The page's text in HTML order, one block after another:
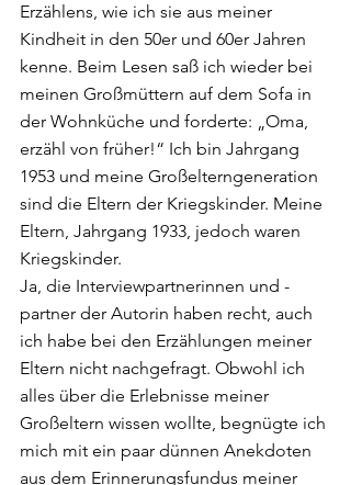
Erzählens, wie ich sie aus meiner
Kindheit in den 50er und 60er Jahren
kenne. Beim Lesen saß ich wieder bei
meinen Großmüttern auf dem Sofa in
der Wohnküche und forderte: „Oma,
erzähl von früher!“ Ich bin Jahrgang
1953 und meine Großelterngeneration
sind die Eltern der Kriegskinder. Meine
Eltern, Jahrgang 1933, jedoch waren
Kriegskinder.
Ja, die Interviewpartnerinnen und -
partner der Autorin haben recht, auch
ich habe bei den Erzählungen meiner
Eltern nicht nachgefragt. Obwohl ich
alles über die Erlebnisse meiner
Großeltern wissen wollte, begnügte ich
mich mit ein paar dünnen Anekdoten
aus dem Erinnerungsfundus meiner